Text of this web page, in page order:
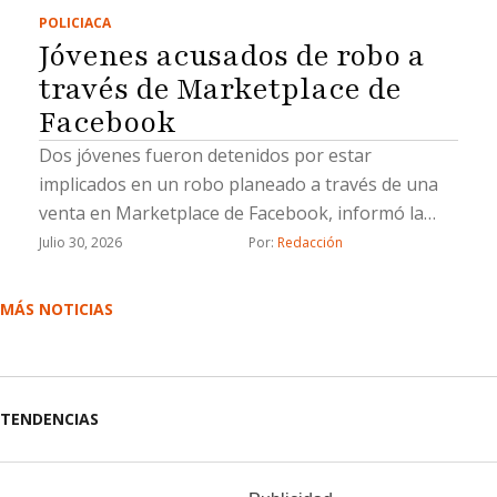
POLICIACA
Jóvenes acusados de robo a
través de Marketplace de
Facebook
Dos jóvenes fueron detenidos por estar
implicados en un robo planeado a través de una
venta en Marketplace de Facebook, informó la
Fiscalía General del Estado (FGE).La Fiscalía
“N”, por su probable responsabilidad en el delito
acuerdo con la investigación, el 21 de marzo de
2026 la víctima contactó, a través de Facebook
Julio 30, 2026 Por: Redacción
MÁS NOTICIAS
TENDENCIAS